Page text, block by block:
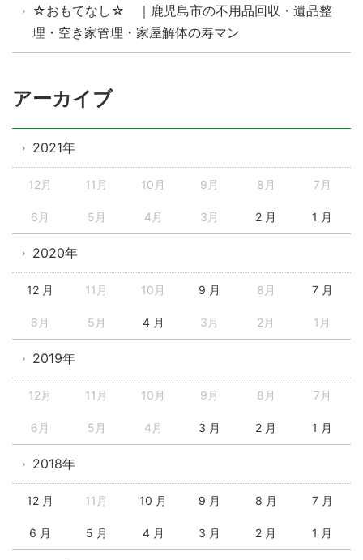
☆おもてなし☆ ｜鹿児島市の不用品回収・遺品整
理・空き家管理・家屋解体の寿マン
アーカイブ
2021年
12月 11月 10月 9月 8月 7月
6月 5月 4月 3月 2 月 1 月
2020年
12 月 11月 10月 9 月 8月 7 月
6月 5月 4 月 3月 2月 1月
2019年
12月 11月 10月 9月 8月 7月
6月 5月 4月 3 月 2 月 1 月
2018年
12 月 11月 10 月 9 月 8 月 7 月
6 月 5 月 4 月 3 月 2 月 1 月